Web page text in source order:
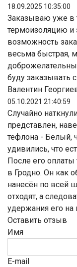
18.09.2025 10:35:00
Заказываю уже в
термоизоляцию и
возможность
весьма быстрая,
буду заказывать
Валентин
05.10.2021 21:40:59
Случайно
представлен,
тефлона - Белый,
удивились, что
После его
в Гродно. Он как
нанесён по всей
отходят, а
удержания его на
Оставить отзыв
Имя
E-mail